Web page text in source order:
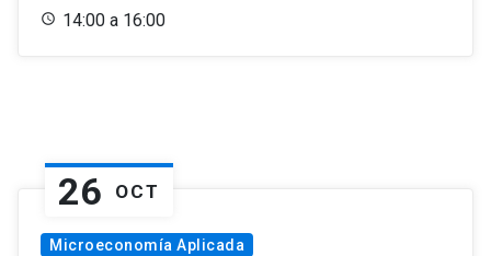
14:00 a 16:00
26 OCT
Microeconomía Aplicada